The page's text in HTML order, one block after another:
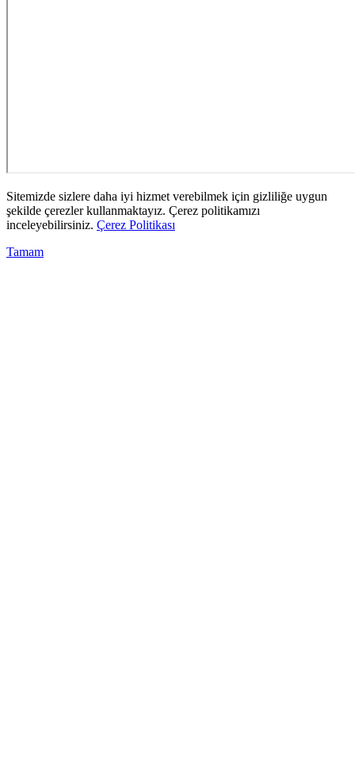
Sitemizde sizlere daha iyi hizmet verebilmek için gizliliğe uygun
şekilde çerezler kullanmaktayız. Çerez politikamızı
inceleyebilirsiniz. Çerez Politikası
Tamam